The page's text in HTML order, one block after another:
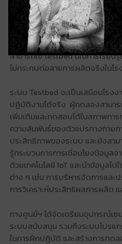
Smart Maintenance Testbed นี้
องค์ความรู้ของกระบวนการระดับ
แก่โรงงานอุตสาหกรรม และกลุ่ม
ตั้งระบบให้กับโรงงาน (System
สามารถใช้ testbed นี้ในการเรีย
ไม่กระทบต่อสายการผลิตจริงในโร
ระบบ Testbed จะเป็นเสมือนโรง
ปฏิบัติงานได้จริง ผู้ทดลองสาม
เพิ่มเติมและทดสอบได้ในสภาพกา
ความสัมพันธ์ของตัวแปรทางกาย
ประสิทธิภาพของระบบ และยังสา
รู้กระบวนการการเชื่อมโยงข้อมูลจ
ด้วยเทคโนโลยี IoT และนำข้อมูลไ
ต่าง ๆ เช่น การบริหารจัดการและ
การวิเคราะห์ประสิทธิผลการผลิต
ทางศูนย์ฯ ได้จัดเตรียมอุปกรณ์เซ
ระบบสนับสนุน รวมถึงระบบโปรแ
ในการฝึกปฏิบัติ และสร้างการทด